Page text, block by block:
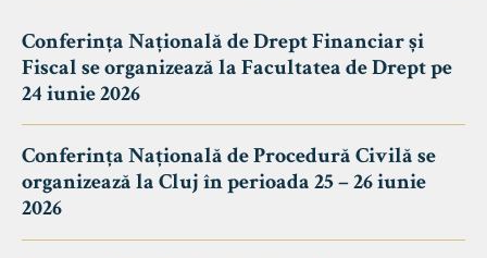
Conferința Națională de Drept Financiar și
Fiscal se organizează la Facultatea de Drept pe
24 iunie 2026
Conferința Națională de Procedură Civilă se
organizează la Cluj în perioada 25 – 26 iunie
2026